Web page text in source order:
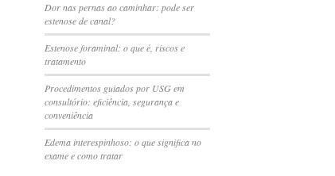
Dor nas pernas ao caminhar: pode ser
estenose de canal?
Estenose foraminal: o que é, riscos e
tratamento
Procedimentos guiados por USG em
consultório: eficiência, segurança e
conveniência
Edema interespinhoso: o que significa no
exame e como tratar